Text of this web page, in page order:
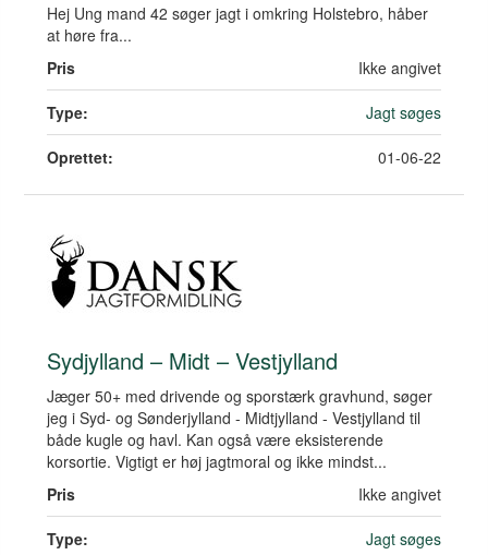
Hej Ung mand 42 søger jagt i omkring Holstebro, håber
at høre fra...
Pris
Ikke angivet
Type: Jagt søges
Oprettet: 01-06-22
Sydjylland – Midt – Vestjylland
Jæger 50+ med drivende og sporstærk gravhund, søger
jeg i Syd- og Sønderjylland - Midtjylland - Vestjylland til
både kugle og havl. Kan også være eksisterende
korsortie. Vigtigt er høj jagtmoral og ikke mindst...
Pris
Ikke angivet
Type: Jagt søges